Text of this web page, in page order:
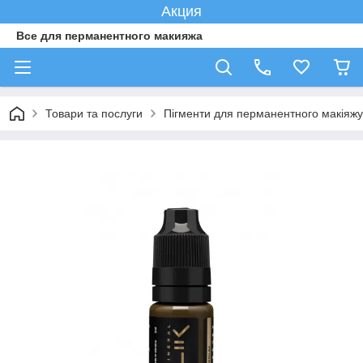
Акция
Все для перманентного макияжа
Товари та послуги Пігменти для перманентного макіяжу